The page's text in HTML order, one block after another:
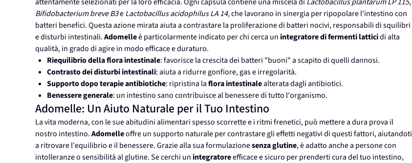
Bifidobacterium breve B3eLactobacillus acidophilus LA 14, che lavorano in sinergia per ripopolare l'intestino con
batteri benefici. Questa azione mirata aiuta a contrastare la proliferazione di batteri nocivi, responsabili di squilibri
e disturbi intestinali.Adomelleè particolarmente indicato per chi cerca un integratore di fermenti latticidi alta
qualità, in grado di agire in modo efficace e duraturo.
Riequilibrio della flora intestinale: favorisce la crescita dei batteri "buoni" a scapito di quelli dannosi.
Contrasto dei disturbi intestinali: aiuta a ridurre gonfiore, gas e irregolarità.
Supporto dopo terapie antibiotiche: ripristina laflora intestinalealterata dagli antibiotici.
Benessere generale: un intestino sano contribuisce al benessere di tutto l'organismo.
Adomelle: Un Aiuto Naturale per il Tuo Intestino
La vita moderna, con le sue abitudini alimentari spesso scorrette e i ritmi frenetici, può mettere a dura prova il
nostro intestino.Adomelleoffre un supporto naturale per contrastare gli effetti negativi di questi fattori, aiutandoti
a ritrovare l'equilibrio e il benessere. Grazie alla sua formulazionesenza glutine, è adatto anche a persone con
intolleranze o sensibilità al glutine. Se cerchi un integratoreefficace e sicuro per prenderti cura del tuo intestino,